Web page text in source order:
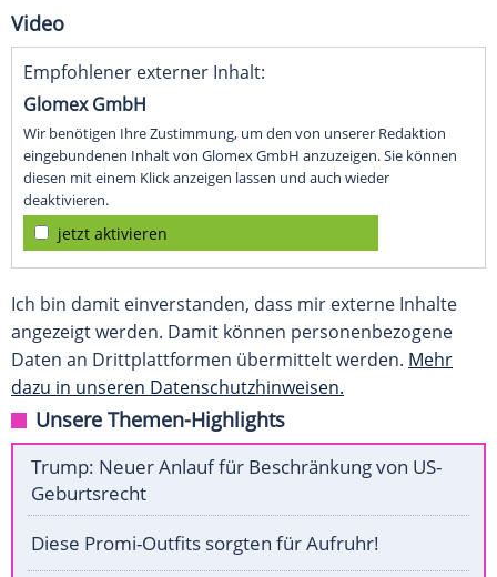
Video
Empfohlener externer Inhalt:
Glomex GmbH
Wir benötigen Ihre Zustimmung, um den von unserer Redaktion
eingebundenen Inhalt von Glomex GmbH anzuzeigen. Sie können
diesen mit einem Klick anzeigen lassen und auch wieder
deaktivieren.
jetzt aktivieren
Ich bin damit einverstanden, dass mir externe Inhalte
angezeigt werden. Damit können personenbezogene
Daten an Drittplattformen übermittelt werden. Mehr
dazu in unseren Datenschutzhinweisen.
Unsere Themen-Highlights
Trump: Neuer Anlauf für Beschränkung von US-
Geburtsrecht
Diese Promi-Outfits sorgten für Aufruhr!